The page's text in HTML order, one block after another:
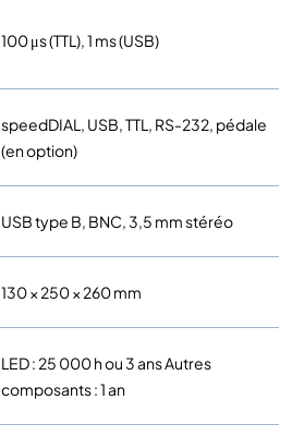
100 μs (TTL), 1 ms (USB)
speedDIAL, USB, TTL, RS-232, pédale
(en option)
USB type B, BNC, 3,5 mm stéréo
130 × 250 × 260 mm
LED : 25 000 h ou 3 ans Autres
composants : 1 an